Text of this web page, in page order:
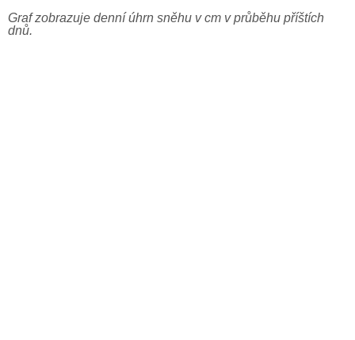
Graf zobrazuje denní úhrn sněhu v cm v průběhu příštích
dnů.